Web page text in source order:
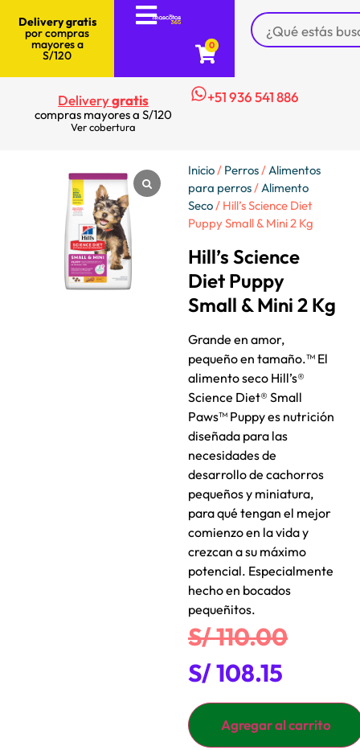
Delivery gratis
por compras
mayores a
S/120
0
Deliverygratis
compras mayores a S/120
Ver cobertura
+51 936 541 886
Inicio/ Perros/Alimentos
para perros/Alimento
Seco/ Hill’s Science Diet
Puppy Small & Mini 2 Kg
Hill’s Science
Diet Puppy
Small & Mini 2 Kg
Grande en amor,
pequeño en tamaño.™ El
alimento seco Hill’s®
Science Diet® Small
Paws™ Puppy es nutrición
diseñada para las
necesidades de
desarrollo de cachorros
pequeños y miniatura,
para qué tengan el mejor
comienzo en la vida y
crezcan a su máximo
potencial. Especialmente
hecho en bocados
pequeñitos.
S/110.00
S/108.15
Agregar al carrito